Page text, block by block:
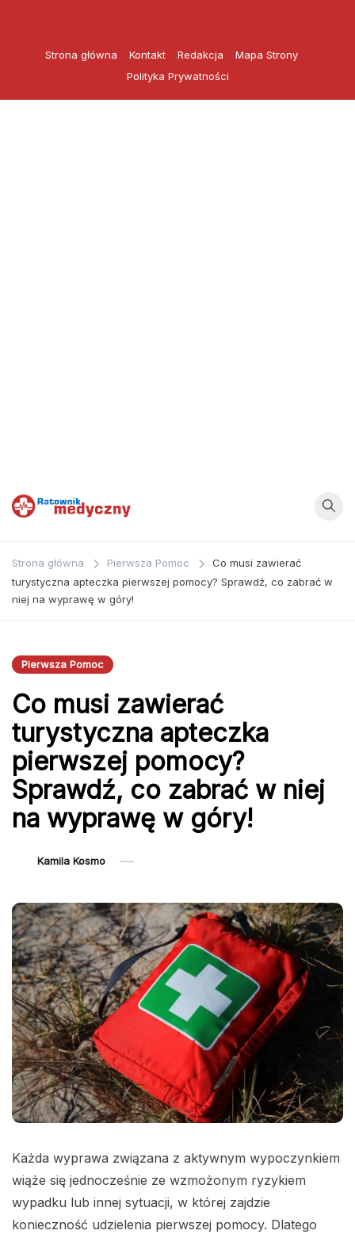
Strona główna Kontakt Redakcja
Mapa Strony
Polityka Prywatności
Ratownik
Medyczny
zagadnieniom z
dziedziny
medycyny oraz
ratownictwa
Strona główna Pierwsza Pomoc
Co musi zawierać
turystyczna apteczka pierwszej pomocy? Sprawdź, co zabrać w
niej na wyprawę w góry!
Pierwsza Pomoc
Co musi zawierać
turystyczna apteczka
pierwszej pomocy?
Sprawdź, co zabrać w niej
na wyprawę w góry!
Kamila Kosmo
Każda wyprawa związana z aktywnym wypoczynkiem
wiąże się jednocześnie ze wzmożonym ryzykiem
wypadku lub innej sytuacji, w której zajdzie
konieczność udzielenia pierwszej pomocy. Dlatego